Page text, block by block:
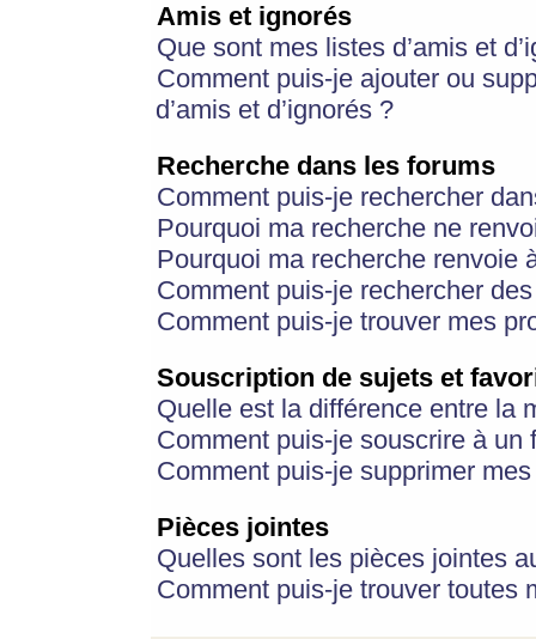
Amis et ignorés
Que sont mes listes d’amis et
Comment puis-je ajouter ou
d’amis et d’ignorés ?
Recherche dans les forums
Comment puis-je rechercher
Pourquoi ma recherche ne
Pourquoi ma recherche renvoie
Comment puis-je rechercher
Comment puis-je trouver mes
Souscription de sujets et
Quelle est la différence entre la
Comment puis-je souscrire à
Comment puis-je supprimer
Pièces jointes
Quelles sont les pièces jointes
Comment puis-je trouver toutes